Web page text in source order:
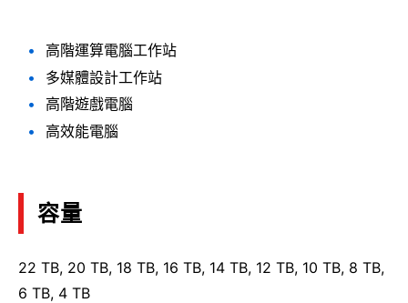
高階運算電腦工作站
多媒體設計工作站
高階遊戲電腦
高效能電腦
容量
22 TB, 20 TB, 18 TB, 16 TB, 14 TB, 12 TB, 10 TB, 8 TB,
6 TB, 4 TB